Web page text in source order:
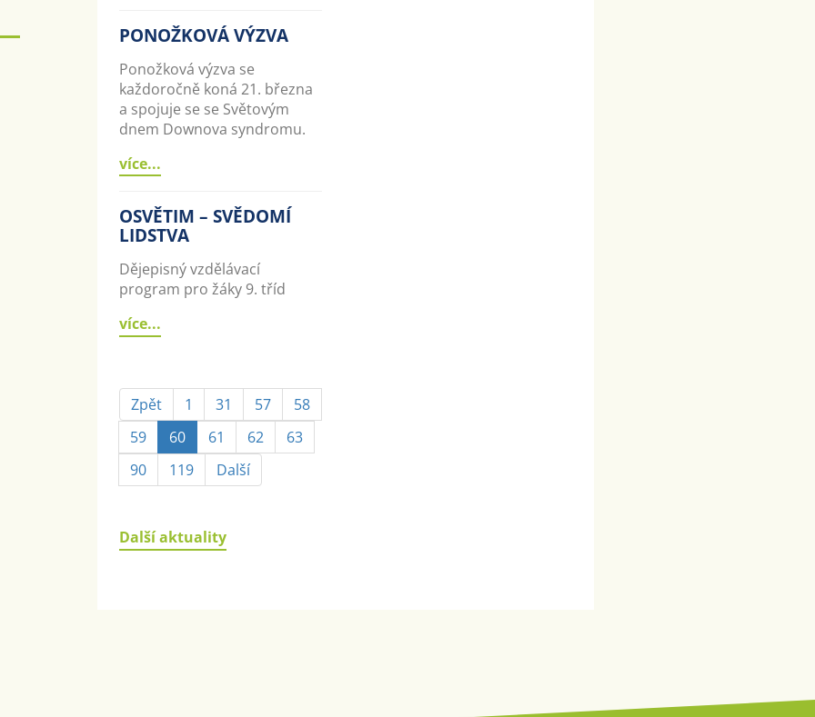
PONOŽKOVÁ VÝZVA
Ponožková výzva se
každoročně koná 21. března
a spojuje se se Světovým
dnem Downova syndromu.
více...
OSVĚTIM – SVĚDOMÍ
LIDSTVA
Dějepisný vzdělávací
program pro žáky 9. tříd
více...
Zpět 1 31 57
58
59
60 61 62
63
90
119 Další
Další aktuality